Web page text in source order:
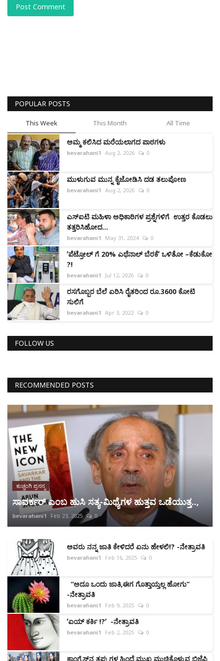
Post Comment
POPULAR POSTS
This Week This Month All Time
ಅಮ್ಮ ಕಲಿಸಿದ ಮರೆಯಲಾಗದ ಪಾಠಗಳು
bevarahani1 Aug 2, 2026 0
ಮುಳುಗುವ ಮುನ್ನ ಕೈಜೋಡಿಸಿ ದಡ ತಲುಪೋಣ
bevarahani1 Aug 2, 2026 0
ಎಸ್‌ಐಟಿ ಮಹಿಳಾ ಅಧಿಕಾರಿಗಳ ಪ್ರಶ್ನೆಗಳಿಗೆ ‌ ಉತ್ತರ ಕೊಡಲು
ತತ್ತರಿಸಿಹೋದ...
bevarahani1 May 31, 2024 0
ʼಪೆಟ್ರೋಲ್‌ ಗೆ 20% ಎಥೆನಾಲ್ ಬೆರಕೆʼ ಒಳಿತೋ –ಕೆಡುಕೋ
?!
bevarahani1 Jul 12, 2026 0
ರಸಗೊಬ್ಬರ ಬೆಲೆ ಏರಿಸಿ ರೈತರಿಂದ ರೂ.3600 ಕೋಟಿ
ಸುಲಿಗೆ
bevarahani1 Apr 3, 2022 0
FOLLOW US
RECOMMENDED POSTS
ಕುಚ್ಚಂಗಿ ಪ್ರಸನ್ನ
ಸಾವರ್ಕರ್ ಎಂಬ ಹುಸಿ ಸತ್ಯ-ಮಿಥ್ಯೆಗಳ ಹುತ್ತವ ಒಡೆಯುತ್ತ..,
bevarahani1 Feb 23, 2025 0
ಅವರು ನನ್ನ ಜಾತಿ ಕೇಳಿದರೆ ಏನು ಹೇಳಲಿ!? -ನೇತ್ರಾವತಿ
bevarahani1 Feb 16, 2025 0
“ಅದೂ ಒಂದು ಜಾತಿ,ಈಗ ಗೊತ್ತಾಯ್ತಲ್ಲ ಹೋಗು”
-ನೇತ್ರಾವತಿ
bevarahani1 Feb 9, 2025 0
ʼಏಯ್ ಕರ್ಕಿ !?ʼ -ನೇತ್ರಾವತಿ
bevarahani1 Feb 2, 2025 0
ಕಾಂಗ್ರೆಸ್‌ನ ತಪ್ಪುಗಳ ಹಿಂದೆ ಮುಖ ಮುಚ್ಚಿಕೊಳ್ಳುವ ಬಿಜೆಪಿ